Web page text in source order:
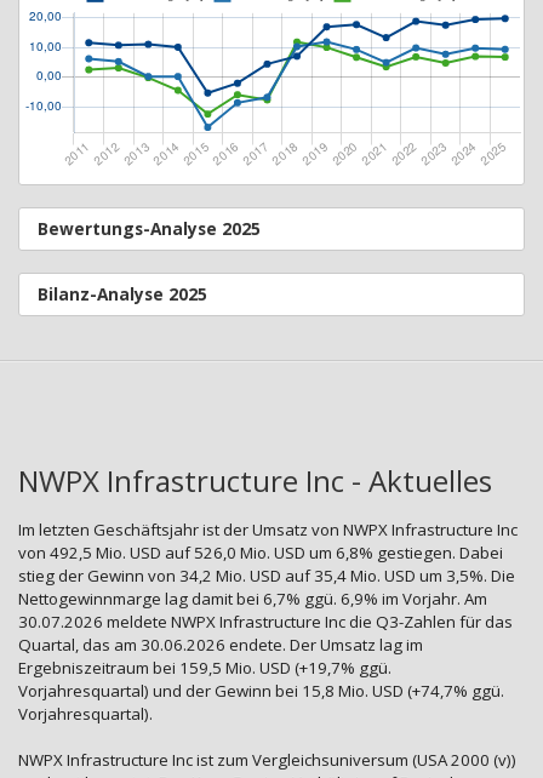
Bewertungs-Analyse 2025
Bilanz-Analyse 2025
NWPX Infrastructure Inc - Aktuelles
Im letzten Geschäftsjahr ist der Umsatz von NWPX Infrastructure Inc
von 492,5 Mio. USD auf 526,0 Mio. USD um 6,8% gestiegen. Dabei
stieg der Gewinn von 34,2 Mio. USD auf 35,4 Mio. USD um 3,5%. Die
Nettogewinnmarge lag damit bei 6,7% ggü. 6,9% im Vorjahr. Am
30.07.2026 meldete NWPX Infrastructure Inc die Q3-Zahlen für das
Quartal, das am 30.06.2026 endete. Der Umsatz lag im
Ergebniszeitraum bei 159,5 Mio. USD (+19,7% ggü.
Vorjahresquartal) und der Gewinn bei 15,8 Mio. USD (+74,7% ggü.
Vorjahresquartal).
NWPX Infrastructure Inc ist zum Vergleichsuniversum (USA 2000 (v))